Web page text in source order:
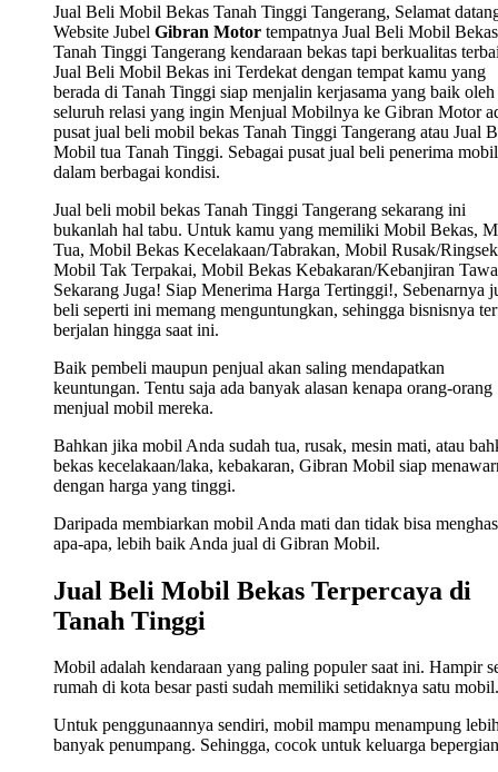
Jual Beli Mobil Bekas Tanah Tinggi Tangerang, Selamat
Website Jubel Gibran Motor tempatnya Jual Beli Mobil Bekas
Tanah Tinggi Tangerang kendaraan bekas tapi berkualitas
Jual Beli Mobil Bekas ini Terdekat dengan tempat kamu yang
berada di Tanah Tinggi siap menjalin kerjasama yang baik oleh
seluruh relasi yang ingin Menjual Mobilnya ke Gibran Motor
pusat jual beli mobil bekas Tanah Tinggi Tangerang atau Jual
Mobil tua Tanah Tinggi. Sebagai pusat jual beli penerima mobil
dalam berbagai kondisi.
Jual beli mobil bekas Tanah Tinggi Tangerang sekarang ini
bukanlah hal tabu. Untuk kamu yang memiliki Mobil Bekas,
Tua, Mobil Bekas Kecelakaan/Tabrakan, Mobil Rusak/
Mobil Tak Terpakai, Mobil Bekas Kebakaran/Kebanjiran
Sekarang Juga! Siap Menerima Harga Tertinggi!, Sebenarnya
beli seperti ini memang menguntungkan, sehingga bisnisnya
berjalan hingga saat ini.
Baik pembeli maupun penjual akan saling mendapatkan
keuntungan. Tentu saja ada banyak alasan kenapa orang-orang
menjual mobil mereka.
Bahkan jika mobil Anda sudah tua, rusak, mesin mati, atau
bekas kecelakaan/laka, kebakaran, Gibran Mobil siap
dengan harga yang tinggi.
Daripada membiarkan mobil Anda mati dan tidak bisa
apa-apa, lebih baik Anda jual di Gibran Mobil.
Jual Beli Mobil Bekas Terpercaya di
Tanah Tinggi
Mobil adalah kendaraan yang paling populer saat ini. Hampir
rumah di kota besar pasti sudah memiliki setidaknya satu mobil.
Untuk penggunaannya sendiri, mobil mampu menampung
banyak penumpang. Sehingga, cocok untuk keluarga